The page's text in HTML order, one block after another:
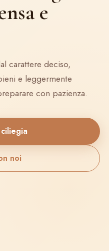
e
carattere deciso,
e leggermente
con pazienza.
noi